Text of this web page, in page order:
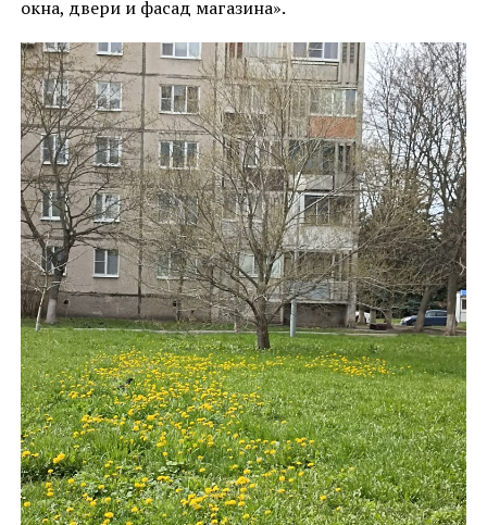
окна, двери и фасад магазина».